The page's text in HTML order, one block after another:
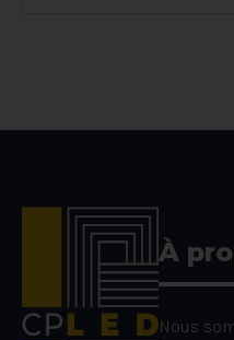
À
Nous